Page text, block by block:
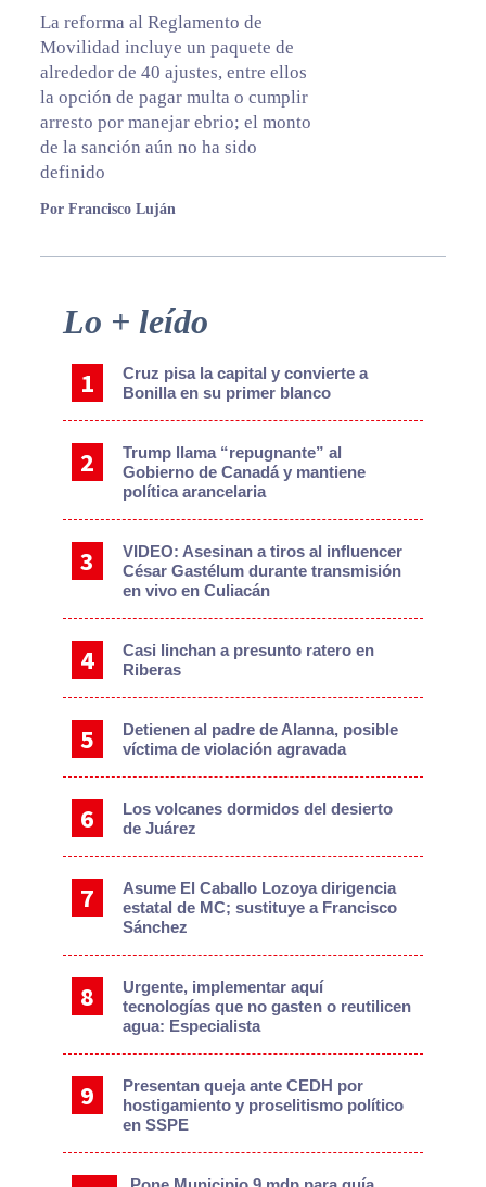
La reforma al Reglamento de
Movilidad incluye un paquete de
alrededor de 40 ajustes, entre ellos
la opción de pagar multa o cumplir
arresto por manejar ebrio; el monto
de la sanción aún no ha sido
definido
Por Francisco Luján
Primary
Lo + leído
Cruz pisa la capital y convierte a
Bonilla en su primer blanco
Trump llama “repugnante” al
Gobierno de Canadá y mantiene
política arancelaria
VIDEO: Asesinan a tiros al influencer
César Gastélum durante transmisión
en vivo en Culiacán
Casi linchan a presunto ratero en
Riberas
Detienen al padre de Alanna, posible
víctima de violación agravada
Los volcanes dormidos del desierto
de Juárez
Asume El Caballo Lozoya dirigencia
estatal de MC; sustituye a Francisco
Sánchez
Urgente, implementar aquí
tecnologías que no gasten o reutilicen
agua: Especialista
Presentan queja ante CEDH por
hostigamiento y proselitismo político
en SSPE